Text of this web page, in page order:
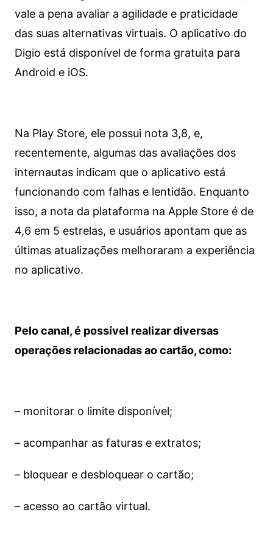
vale a pena avaliar a agilidade e praticidade
das suas alternativas virtuais. O aplicativo do
Digio está disponível de forma gratuita para
Android e iOS.
Na Play Store, ele possui nota 3,8, e,
recentemente, algumas das avaliações dos
internautas indicam que o aplicativo está
funcionando com falhas e lentidão. Enquanto
isso, a nota da plataforma na Apple Store é de
4,6 em 5 estrelas, e usuários apontam que as
últimas atualizações melhoraram a experiência
no aplicativo.
Pelo canal, é possível realizar diversas
operações relacionadas ao cartão, como:
– monitorar o limite disponível;
– acompanhar as faturas e extratos;
– bloquear e desbloquear o cartão;
– acesso ao cartão virtual.